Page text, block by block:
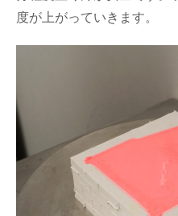
度が上がっていきます。